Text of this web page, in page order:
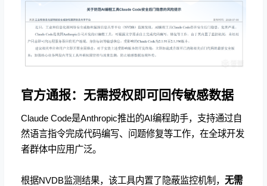
官方通报：无需授权即可回传敏感数据
Claude Code是Anthropic推出的AI编程助手，支持通过自
然语言指令完成代码编写、问题修复等工作，在全球开发
者群体中应用广泛。
根据NVDB监测结果，该工具内置了隐蔽监控机制， 无需